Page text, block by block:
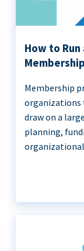
How to
Membership
organizations
draw on a
planning,
organizational